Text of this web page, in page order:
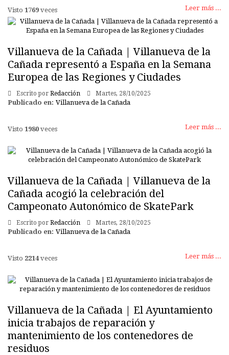
Leer más ...
Visto 1769 veces
Villanueva de la Cañada | Villanueva de la
Cañada representó a España en la Semana
Europea de las Regiones y Ciudades
Escrito por Redacción Martes, 28/10/2025
Publicado en: Villanueva de la Cañada
Leer más ...
Visto 1980 veces
Villanueva de la Cañada | Villanueva de la
Cañada acogió la celebración del
Campeonato Autonómico de SkatePark
Escrito por Redacción Martes, 28/10/2025
Publicado en: Villanueva de la Cañada
Leer más ...
Visto 2214veces
Villanueva de la Cañada | El Ayuntamiento
inicia trabajos de reparación y
mantenimiento de los contenedores de
residuos